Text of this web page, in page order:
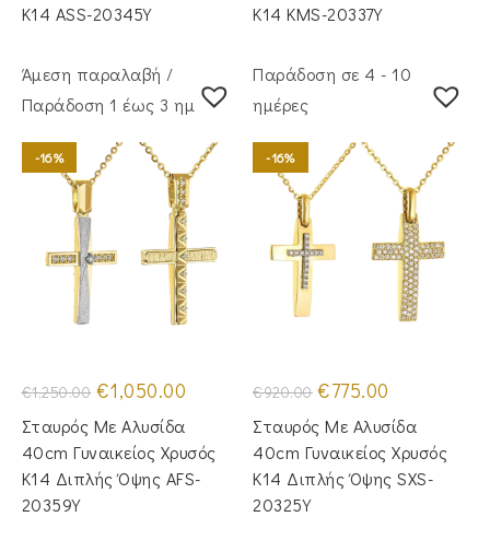
Κ14 ASS-20345Y
Κ14 KMS-20337Y
Άμεση παραλαβή /
Παράδoση 1 έως 3 ημέρες
-16%
€1,250.00 Original
price
was:
€1,250.00.
€1,050.00
€1,050.00.
Σταυρός Με Αλυσίδα
40cm Γυναικείος Χρυσός
Κ14 Διπλής Όψης AFS-
20359Y
Παράδοση σε 4 - 10
ημέρες
-16%
€920.00 Original
price
was:
€920.00.
€775.00
τιμή
είναι:
€775.00.
Σταυρός Με Αλυσίδα
40cm Γυναικείος Χρυσός
Κ14 Διπλής Όψης SXS-
20325Y